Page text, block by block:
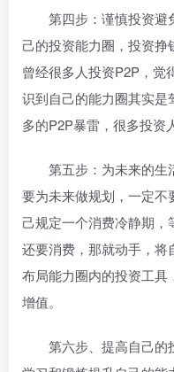
第四步：谨慎投资避
己的投资能力圈，投资挣
曾经很多人投资P2P，觉
识到自己的能力圈其实是
多的P2P暴雷，很多投资
第五步：为未来的生
要为未来做规划，一定不
己规定一个消费冷静期
还要消费，那就动手，将
布局能力圈内的投资工具
增值。
第六步、提高自己的